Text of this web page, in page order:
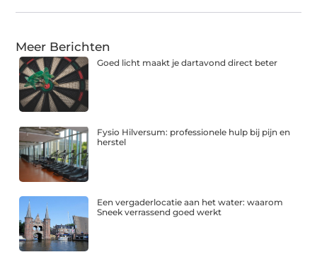
Meer Berichten
Goed licht maakt je dartavond direct beter
Fysio Hilversum: professionele hulp bij pijn en
herstel
Een vergaderlocatie aan het water: waarom
Sneek verrassend goed werkt